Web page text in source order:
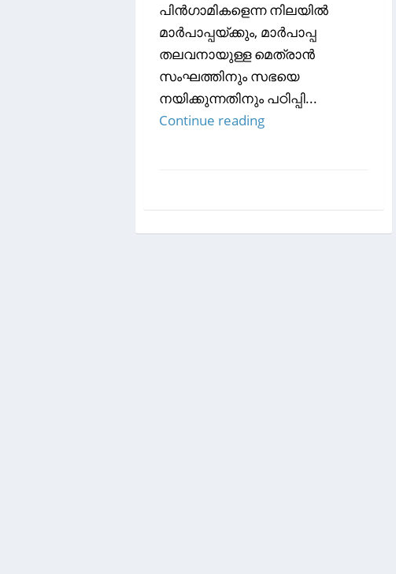
പിൻഗാമികളെന്ന നിലയിൽ
മാർപാപ്പയ്ക്കും, മാർപാപ്പ
തലവനായുള്ള മെത്രാൻ
സംഘത്തിനും സഭയെ
നയിക്കുന്നതിനും പഠിപ്പി...
Continue reading